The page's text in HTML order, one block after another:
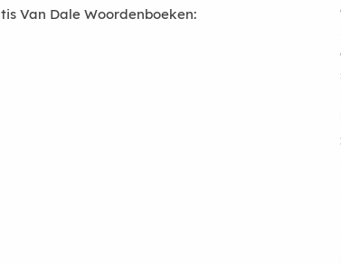
Van Dale Woordenboeken: